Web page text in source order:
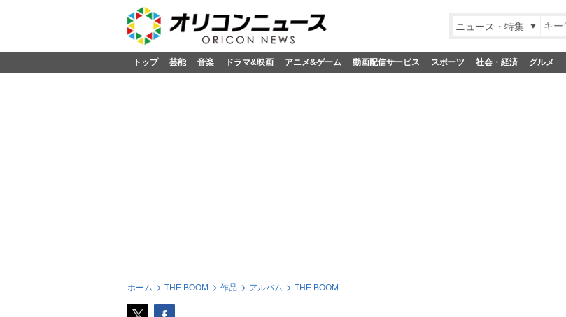
ニュース・特集
トップ 芸能 音楽 ドラマ&映画 アニメ&ゲーム 動画配信サービス スポーツ 社会・経済 グルメ
ホーム THE BOOM 作品 アルバム THE BOOM